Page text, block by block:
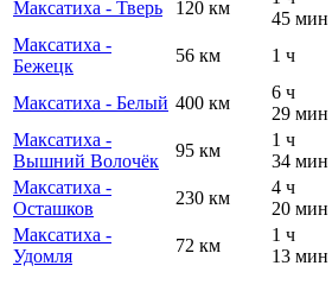
Максатиха - Тверь
120 км
45 мин
Максатиха -
Бежецк
56 км 1 ч
Максатиха - Белый 400 км
6 ч
29 мин
Максатиха -
Вышний Волочёк
95 км
1 ч
34 мин
Максатиха -
Осташков
230 км
4 ч
20 мин
Максатиха -
Удомля
72 км
1 ч
13 мин